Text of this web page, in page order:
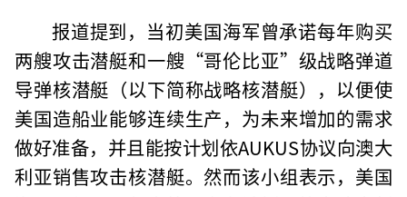
报道提到，当初美国海军曾承诺每年购买
两艘攻击潜艇和一艘“哥伦比亚”级战略弹道
导弹核潜艇（以下简称战略核潜艇），以便使
美国造船业能够连续生产，为未来增加的需求
做好准备，并且能按计划依AUKUS协议向澳大
利亚销售攻击核潜艇。然而该小组表示，美国